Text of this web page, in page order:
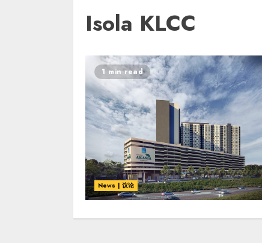
Isola KLCC
1 min read
News | 议论